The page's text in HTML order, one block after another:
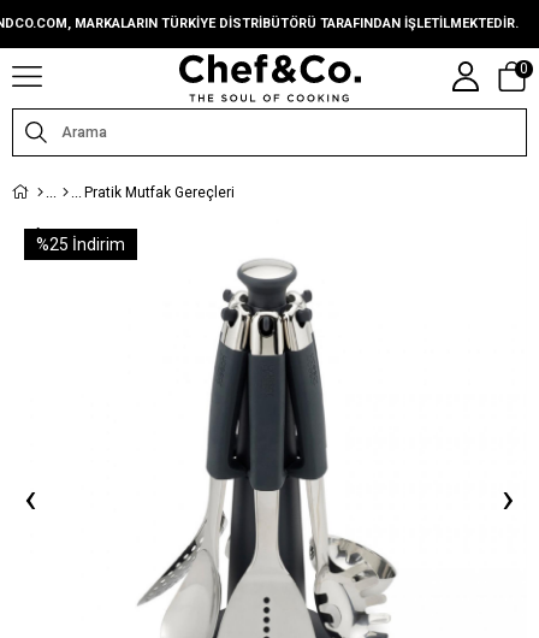
MARKALARIN TÜRKIYE DISTRIBÜTÖRÜ TARAFINDAN IŞLETILMEKTEDIR.
0
Pratik Mutfak Gereçleri
‹ ›
%25 İndirim